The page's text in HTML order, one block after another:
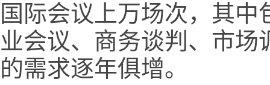
国际会议上万场次，其
业会议、商务谈判、市
的需求逐年俱增。